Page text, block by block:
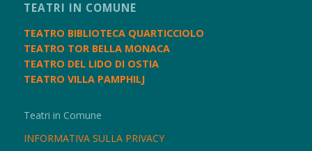
TEATRI IN COMUNE
TEATRO BIBLIOTECA QUARTICCIOLO
TEATRO TOR BELLA MONACA
TEATRO DEL LIDO DI OSTIA
TEATRO VILLA PAMPHILJ
Teatri in Comune
INFORMATIVA SULLA PRIVACY